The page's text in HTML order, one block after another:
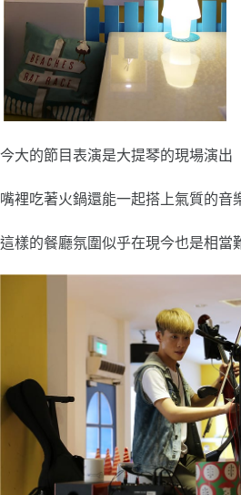
今大的節目表演是大提琴的現場演出
嘴裡吃著火鍋還能一起搭上氣質的音
這樣的餐廳氛圍似乎在現今也是相當